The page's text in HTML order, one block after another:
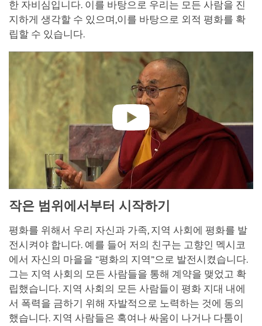
한 자비심입니다. 이를 바탕으로 우리는 모든 사람을 진
지하게 생각할 수 있으며,이를 바탕으로 외적 평화를 확
립할 수 있습니다.
작은 범위에서부터 시작하기
평화를 위해서 우리 자신과 가족, 지역 사회에 평화를 발
전시켜야 합니다. 예를 들어 저의 친구는 고향인 멕시코
에서 자신의 마을을 “평화의 지역”으로 발전시켰습니다.
그는 지역 사회의 모든 사람들을 통해 계약을 맺었고 확
립했습니다. 지역 사회의 모든 사람들이 평화 지대 내에
서 폭력을 금하기 위해 자발적으로 노력하는 것에 동의
했습니다. 지역 사람들은 혹여나 싸움이 나거나 다툼이